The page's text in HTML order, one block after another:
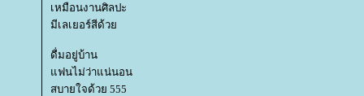
เหมือนงานศิลปะ
มีเลเยอร์สีด้ว
ดื่มอยู่บ้าน
ฟนไม่ว่าแน่นอน
สบายใจด้วย 555